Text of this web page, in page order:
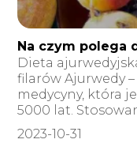
Na czym polega
Dieta
filarów Ajurwedy
medycyny, która
5000 lat.
2023-10-31